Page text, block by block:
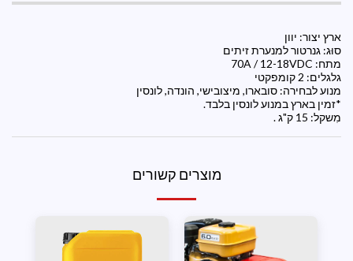
ארץ יצור: יוון
סוּג: גנרטור למנערת זיתים
מתח: 70A / 12-18VDC
גלגלים: 2 קומפקטי
מנוע לבחירה: סובארו, מיצובישי, הונדה, לונסין
*זמין בארץ במנוע לונסין בלבד.
מִשקל: 15 ק"ג .
מוצרים קשורים